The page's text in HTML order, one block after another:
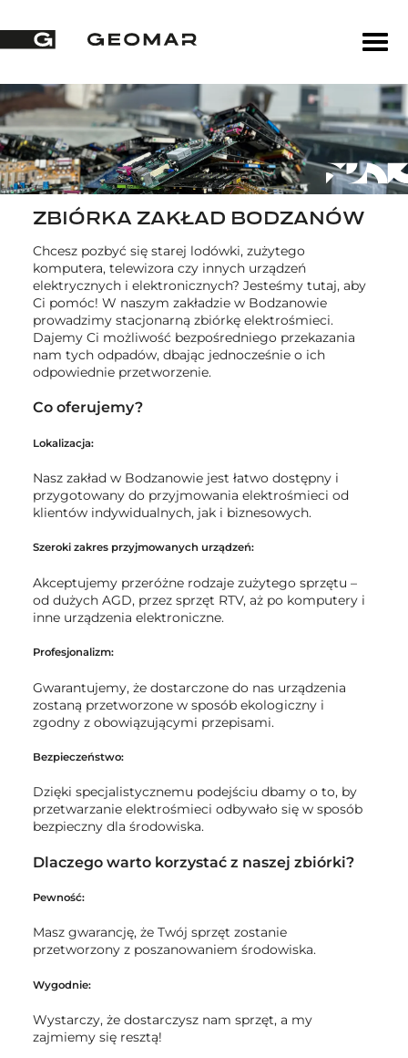
ZBIÓRKA ZAKŁAD BODZANÓW
Chcesz pozbyć się starej lodówki, zużytego
komputera, telewizora czy innych urządzeń
elektrycznych i elektronicznych? Jesteśmy tutaj, aby
Ci pomóc! W naszym zakładzie w Bodzanowie
prowadzimy stacjonarną zbiórkę elektrośmieci.
Dajemy Ci możliwość bezpośredniego przekazania
nam tych odpadów, dbając jednocześnie o ich
odpowiednie przetworzenie.
Co oferujemy?
Lokalizacja:
Nasz zakład w Bodzanowie jest łatwo dostępny i
przygotowany do przyjmowania elektrośmieci od
klientów indywidualnych, jak i biznesowych.
Szeroki zakres przyjmowanych urządzeń:
Akceptujemy przeróżne rodzaje zużytego sprzętu –
od dużych AGD, przez sprzęt RTV, aż po komputery i
inne urządzenia elektroniczne.
Profesjonalizm:
Gwarantujemy, że dostarczone do nas urządzenia
zostaną przetworzone w sposób ekologiczny i
zgodny z obowiązującymi przepisami.
Bezpieczeństwo:
Dzięki specjalistycznemu podejściu dbamy o to, by
przetwarzanie elektrośmieci odbywało się w sposób
bezpieczny dla środowiska.
Dlaczego warto korzystać z naszej zbiórki?
Pewność:
Masz gwarancję, że Twój sprzęt zostanie
przetworzony z poszanowaniem środowiska.
Wygodnie:
Wystarczy, że dostarczysz nam sprzęt, a my
zajmiemy się resztą!